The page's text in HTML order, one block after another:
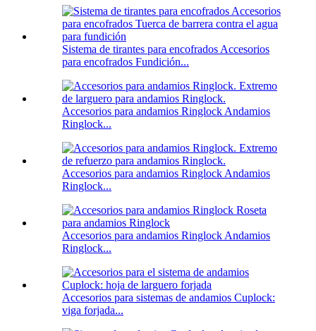
Sistema de tirantes para encofrados Accesorios
para encofrados Fundición...
Accesorios para andamios Ringlock Andamios
Ringlock...
Accesorios para andamios Ringlock Andamios
Ringlock...
Accesorios para andamios Ringlock Andamios
Ringlock...
Accesorios para sistemas de andamios Cuplock:
viga forjada...